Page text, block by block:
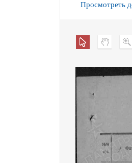
Просмотреть